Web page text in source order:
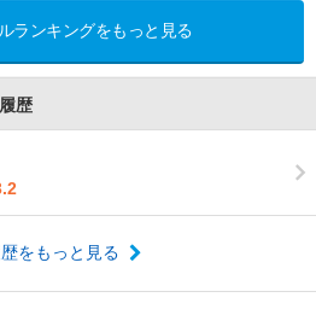
ランキングをもっと見る
歴
をもっと見る